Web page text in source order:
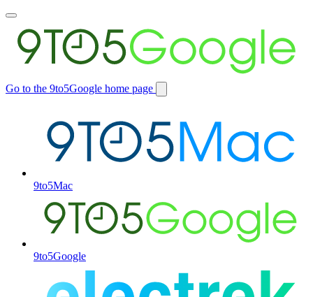
Toggle
main
menu
Go to the 9to5Google home page
Switch
9to5Mac
9to5Google